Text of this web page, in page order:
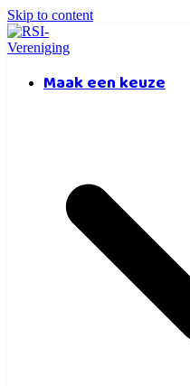
Skip to content
Maak een keuze